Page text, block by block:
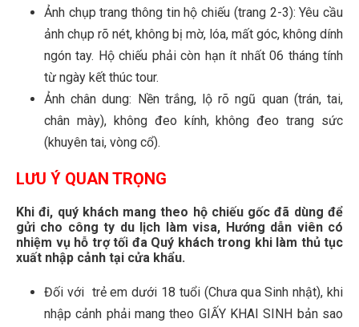
Ảnh chụp trang thông tin hộ chiếu (trang 2-3): Yêu cầu
ảnh chụp rõ nét, không bị mờ, lóa, mất góc, không dính
ngón tay. Hộ chiếu phải còn hạn ít nhất 06 tháng tính
từ ngày kết thúc tour.
Ảnh chân dung: Nền trắng, lộ rõ ngũ quan (trán, tai,
chân mày), không đeo kính, không đeo trang sức
(khuyên tai, vòng cổ).
LƯU Ý QUAN TRỌNG
Khi đi, quý khách mang theo hộ chiếu gốc đã dùng để
gửi cho công ty du lịch làm visa, Hướng dẫn viên có
nhiệm vụ hỗ trợ tối đa Quý khách trong khi làm thủ tục
xuất nhập cảnh tại cửa khẩu.
Đối với trẻ em dưới 18 tuổi (Chưa qua Sinh nhật), khi
nhập cảnh phải mang theo GIẤY KHAI SINH bản sao